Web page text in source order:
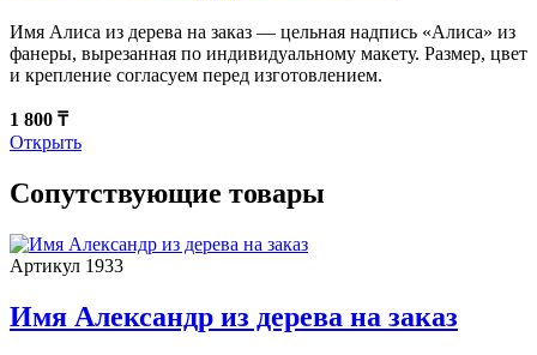
Имя Алиса из дерева на заказ — цельная надпись «Алиса» из
фанеры, вырезанная по индивидуальному макету. Размер, цвет
и крепление согласуем перед изготовлением.
1 800 ₸
Открыть
Сопутствующие товары
Артикул 1933
Имя Александр из дерева на заказ